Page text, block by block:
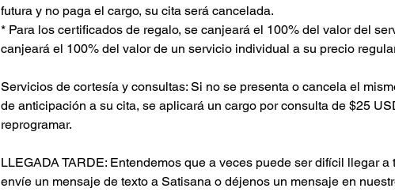
futura y no paga el cargo, su cita será cancelada.
* Para los certificados de regalo, se canjeará el 100% del valor del
canjeará el 100% del valor de un servicio individual a su precio
Servicios de cortesía y consultas: Si no se presenta o cancela el
de anticipación a su cita, se aplicará un cargo por consulta de $25
reprogramar.
LLEGADA TARDE: Entendemos que a veces puede ser difícil llegar a
envíe un mensaje de texto a Satisana o déjenos un mensaje en